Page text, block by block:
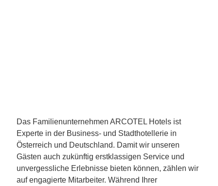
Das Familienunternehmen ARCOTEL Hotels ist
Experte in der Business- und Stadthotellerie in
Österreich und Deutschland. Damit wir unseren
Gästen auch zukünftig erstklassigen Service und
unvergessliche Erlebnisse bieten können, zählen wir
auf engagierte Mitarbeiter. Während Ihrer